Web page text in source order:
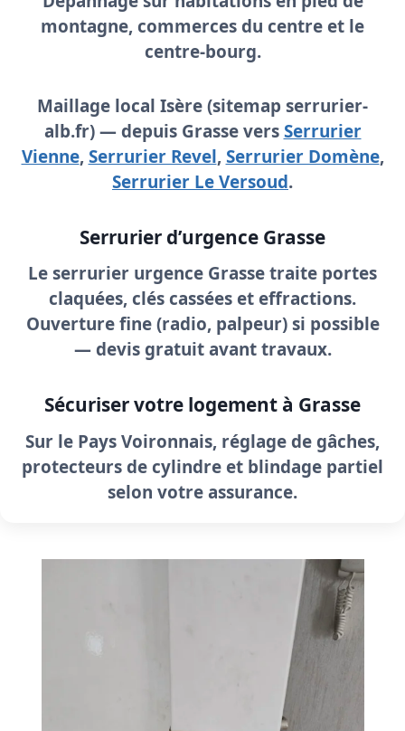
montagne, commerces du centre et le
centre-bourg.
Maillage local Isère (sitemap serrurier-
alb.fr) — depuis Grasse versSerrurier
Vienne, Serrurier Revel, Serrurier Domène,
Serrurier Le Versoud.
Serrurier d’urgence Grasse
Le serrurier urgence Grassetraite portes
claquées, clés cassées et effractions.
Ouverture fine (radio, palpeur) si possible
—devis gratuitavant travaux.
Sécuriser votre logement à Grasse
Sur le Pays Voironnais, réglage de gâches,
protecteurs de cylindre et blindage partiel
selon votre assurance.